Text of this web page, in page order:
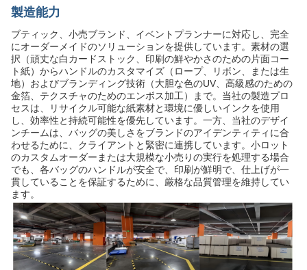
製造能力
ブティック、小売ブランド、イベントプランナーに対応し、完全
にオーダーメイドのソリューションを提供しています。素材の選
択（頑丈な白カードストック、印刷の鮮やかさのための片面コー
ト紙）からハンドルのカスタマイズ（ロープ、リボン、または生
地）およびブランディング技術（大胆な色のUV、高級感のための
金箔、テクスチャのためのエンボス加工）まで。当社の製造プロ
セスは、リサイクル可能な紙素材と環境に優しいインクを使用
し、効率性と持続可能性を優先しています。一方、当社のデザイ
ンチームは、バッグの美しさをブランドのアイデンティティに合
わせるために、クライアントと緊密に連携しています。小ロット
のカスタムオーダーまたは大規模な小売りの実行を処理する場合
でも、各バッグのハンドルが安全で、印刷が鮮明で、仕上げが一
貫していることを保証するために、厳格な品質管理を維持してい
ます。